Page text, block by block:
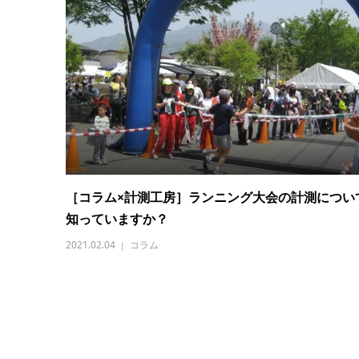
［コラム×計測工房］ランニング大会の計測につい
知っていますか？
2021.02.04 コラム